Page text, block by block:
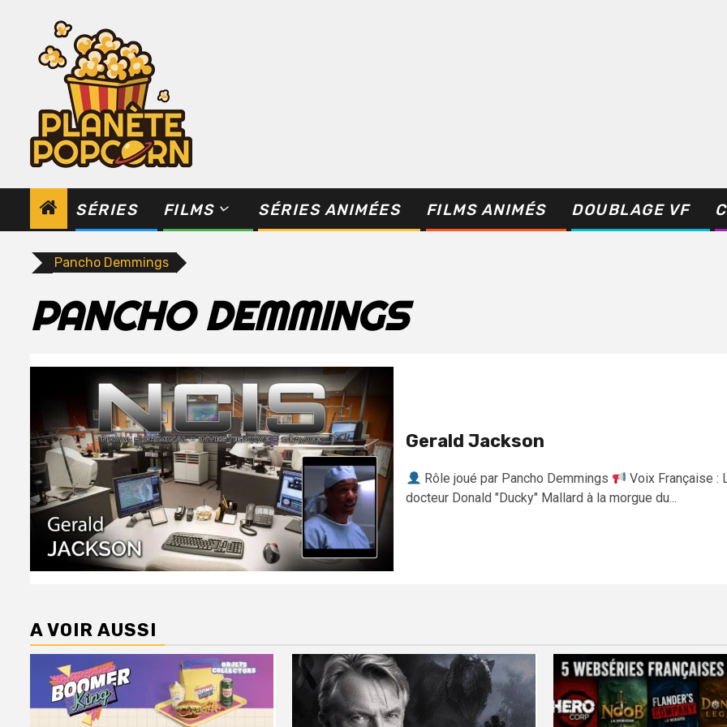
SÉRIES FILMS SÉRIES ANIMÉES FILMS ANIMÉS DOUBLAGE VF
Pancho Demmings
PANCHO DEMMINGS
Gerald Jackson
Rôle joué par Pancho Demmings
Voix Française :
docteur Donald "Ducky" Mallard à la morgue du...
A VOIR AUSSI